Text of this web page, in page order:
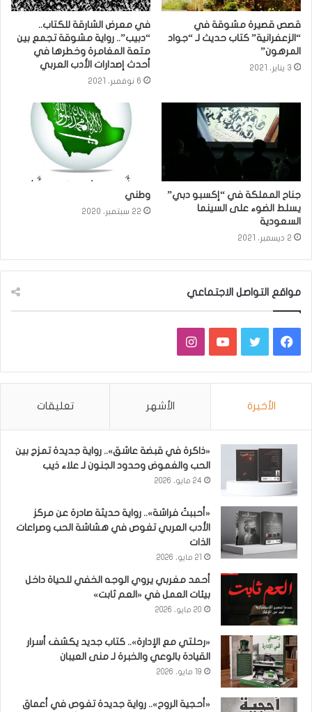
قصص قصيرة مشوقة في
“الزعفرانية” كتاب حديث لـ “جواد
المرهون”
3 يناير، 2021
في معرض الشارقة للكتاب..
“دبيب”.. رواية مشوقة تجمع بين
متعة المغامرة وخطرها في
أحدث إصدارات الأدب العربي
6 نوفمبر، 2021
جناح المملكة في “إكسبو دبي”
يسلط الضوء على السينما
السعودية
2 ديسمبر، 2021
وطني
22 سبتمبر، 2020
مواقع التواصل الاجتماعي
فيسبوكتويتر يوتيوبانستقرام
الأخيرة الأشهر تعليقات
«ذاكرة في قبضة عاشق».. رواية جديدة تمزج بين
الحب والغموض وحدود الجنون لـ علاء ذيب
24 مايو، 2026
«أحببتُ فراشة».. رواية حديثة صادرة عن مركز
الأدب العربي تغوص في هشاشة الحب وصراعات
الذات
21 مايو، 2026
أحمد مغربي يروي الوجه الخفي للحياة داخل
بيئات العمل في «العم ثابت»
20 مايو، 2026
«رحلتي مع الإدارة».. كتاب جديد يكشف أسرار
القيادة بالوعي والخبرة لـ منى العيبان
19 مايو، 2026
«أحجية الروح».. رواية جديدة تغوص في أعماق